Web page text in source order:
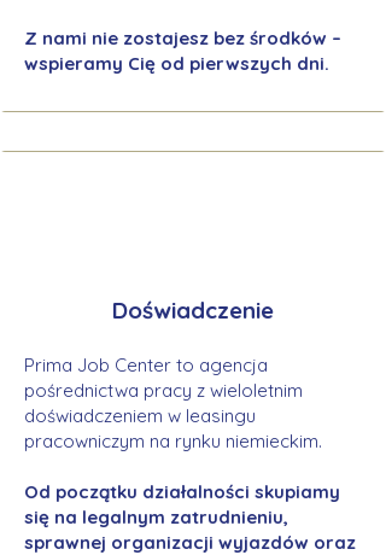
Z nami nie zostajesz bez środków –
wspieramy Cię od pierwszych dni.
Doświadczenie
Prima Job Center to agencja
pośrednictwa pracy z wieloletnim
doświadczeniem w leasingu
pracowniczym na rynku niemieckim.
Od początku działalności skupiamy
się na legalnym zatrudnieniu,
sprawnej organizacji wyjazdów oraz